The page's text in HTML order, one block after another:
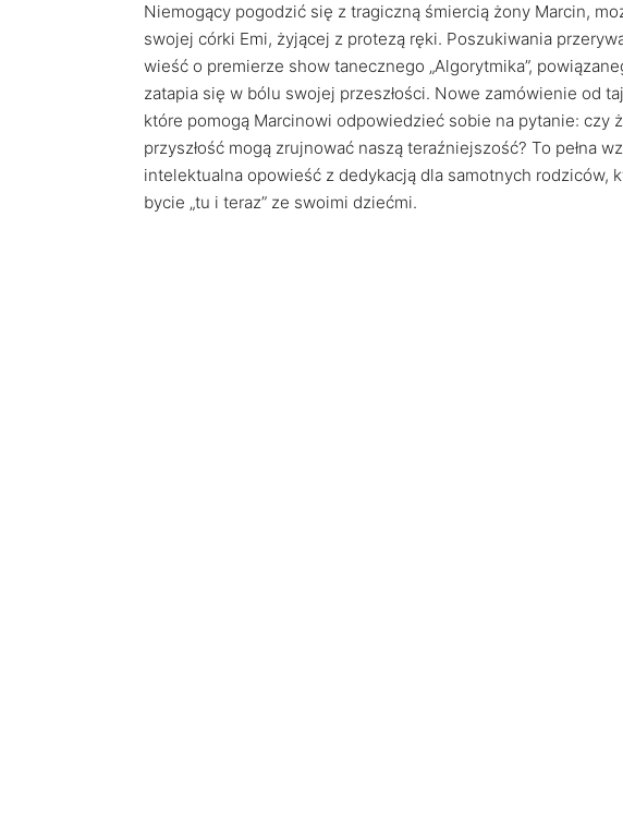
Niemogący pogodzić się z tragiczną śmiercią żony Marcin,
swojej córki Emi, żyjącej z protezą ręki. Poszukiwania
wieść o premierze show tanecznego „Algorytmika”,
zatapia się w bólu swojej przeszłości. Nowe zamówienie od
które pomogą Marcinowi odpowiedzieć sobie na pytanie: czy
przyszłość mogą zrujnować naszą teraźniejszość? To pełna
intelektualna opowieść z dedykacją dla samotnych rodziców,
bycie „tu i teraz” ze swoimi dziećmi.